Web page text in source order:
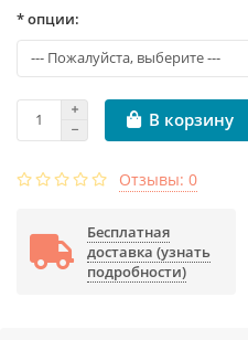
* опции:
В корзину
Отзывы: 0
Бесплатная
доставка (узнать
подробности)